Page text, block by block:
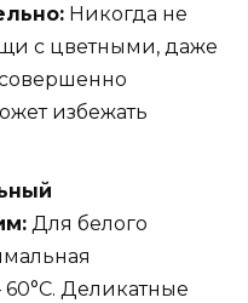
Никогда не
с цветными, даже
избежать
Для белого
Деликатные